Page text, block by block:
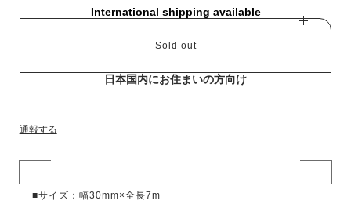
International shipping available
Sold out
日本国内にお住まいの方向け
通報する
■サイズ：幅30mm×全長7m